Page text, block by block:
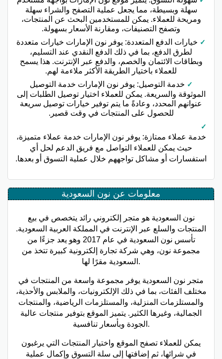
سهلة وبسيطة، مما يجعل عملية التصفح والشراء سهلة
ومريحة للعملاء. يمكن للمستخدمين البحث عن المنتجات،
وتصفح التصنيفات، ومقارنة الأسعار بسهولة.
خيارات الدفع المتعددة: يوفر نون الإمارات خيارات متعددة
لطرق الدفع، بما في ذلك الدفع النقدي عند التسليم،
وبطاقات الائتمان والخصم، والدفع عبر الإنترنت. هذا يسمح
للعملاء باختيار الطريقة الأكثر ملاءمة لهم.
خدمة التوصيل: يوفر نون الإمارات خدمة التوصيل
الموثوقة والسريعة. يمكن للعملاء اختيار توصيل الطلبات إلى
عنوانهم المحدد، وعادةً ما يتم توفير خيارات توصيل سريعة
للحصول على المنتجات في وقت قصير.
خدمة عملاء ممتازة: يوفر نون الإمارات خدمة عملاء متميزة،
حيث يمكن للعملاء التواصل مع فريق الدعم لحل أي
استفسارات أو مشاكل تواجههم خلال عملية التسوق أو بعدها.
معلومات عن نون السعودية
نون السعودية هو متجر إلكتروني رائد يتخصص في بيع
المنتجات والسلع عبر الإنترنت في المملكة العربية السعودية.
تأسس نون السعودية في عام 2017 وهو يعد جزءًا من
مجموعة نون، وهي شركة تجارة إلكترونية كبيرة تتخذ من
السعودية مقرًا لها.
متجر نون السعودية يوفر مجموعة واسعة من المنتجات في
مختلف الفئات، بما في ذلك الإلكترونيات، والملابس والأحذية،
والمستلزمات المنزلية، والمستلزمات الرياضية، والمنتجات
الجمالية، وغيرها الكثير. يتميز الموقع بتوفير منتجات عالية
الجودة وبأسعار تنافسية.
يمكن للعملاء تصفح الموقع واختيار المنتجات التي يرغبون
في شرائها، ثم إضافتها إلى سلة التسوق وإكمال عملية